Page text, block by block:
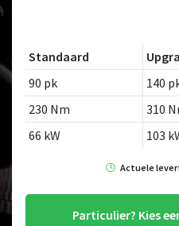
Standaard
90 pk
140
230 Nm
310
66 kW
103
Actuele
Particulier? Kies